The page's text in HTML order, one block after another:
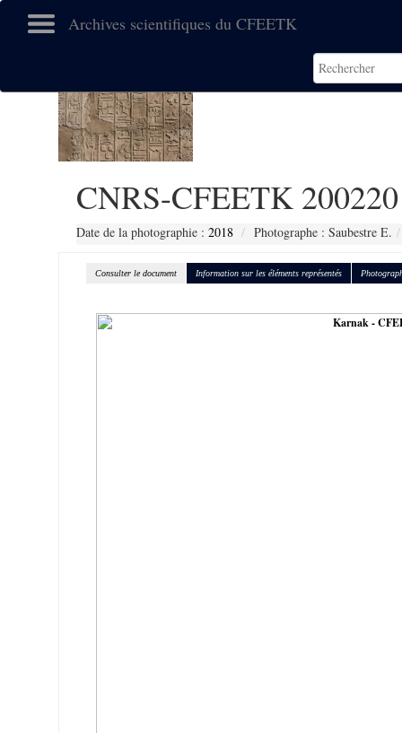
Archives scientifiques du CFEETK
CNRS-CFEETK 200220
Date de la photographie : 2018 Photographe : Saubestre E.
Consulter le document Information sur les éléments représentés